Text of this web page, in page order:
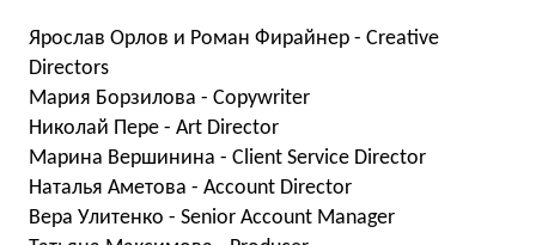
Ярослав Орлов и Роман Фирайнер - Creative
Directors
Мария Борзилова - Copywriter
Николай Пере - Art Director
Марина Вершинина - Client Service Director
Наталья Аметова - Account Director
Вера Улитенко - Senior Account Manager